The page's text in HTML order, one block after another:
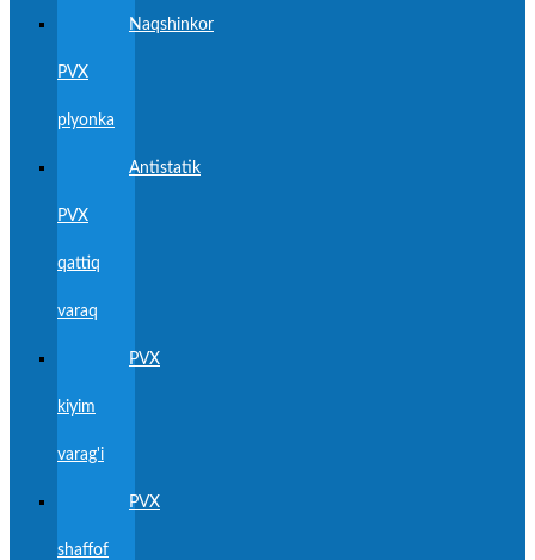
Naqshinkor
PVX
plyonka
Antistatik
PVX
qattiq
varaq
PVX
kiyim
varag'i
PVX
shaffof